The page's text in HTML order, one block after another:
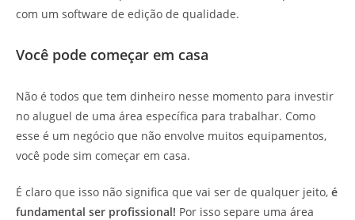
com um software de edição de qualidade.
Você pode começar em casa
Não é todos que tem dinheiro nesse momento para investir
no aluguel de uma área específica para trabalhar. Como
esse é um negócio que não envolve muitos equipamentos,
você pode sim começar em casa.
É claro que isso não significa que vai ser de qualquer jeito, é
fundamental ser profissional! Por isso separe uma área